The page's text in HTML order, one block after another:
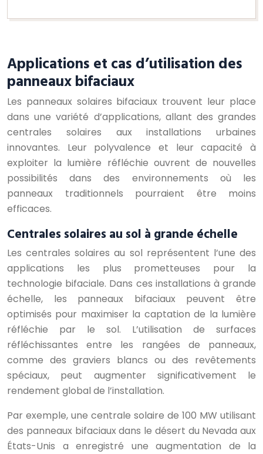
Applications et cas d’utilisation des
panneaux bifaciaux
Les panneaux solaires bifaciaux trouvent leur place
dans une variété d’applications, allant des grandes
centrales solaires aux installations urbaines
innovantes. Leur polyvalence et leur capacité à
exploiter la lumière réfléchie ouvrent de nouvelles
possibilités dans des environnements où les
panneaux traditionnels pourraient être moins
efficaces.
Centrales solaires au sol à grande échelle
Les centrales solaires au sol représentent l’une des
applications les plus prometteuses pour la
technologie bifaciale. Dans ces installations à grande
échelle, les panneaux bifaciaux peuvent être
optimisés pour maximiser la captation de la lumière
réfléchie par le sol. L’utilisation de surfaces
réfléchissantes entre les rangées de panneaux,
comme des graviers blancs ou des revêtements
spéciaux, peut augmenter significativement le
rendement global de l’installation.
Par exemple, une centrale solaire de 100 MW utilisant
des panneaux bifaciaux dans le désert du Nevada aux
États-Unis a enregistré une augmentation de la